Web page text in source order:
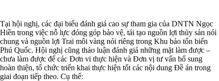
Tại hội nghị, các đại biểu đánh giá cao sự tham gia của DNTN Ngọc
Hiền trong việc nỗ lực đóng góp bảo vệ, tái tạo nguồn lợi thủy sản nói
chung và nguồn lợi Trai môi vàng nói riêng trong Khu bảo tổn biển
Phú Quốc. Hội nghị cũng thảo luận đánh giá những mặt làm được –
chưa làm được để các Đơn vi thực hiện và Đơn vị tư vấn bổ sung
hoàn thiện, tổ chức triển khai thực hiện tốt các nội dung Đề án trong
giai đoạn tiếp theo. Cụ thể: